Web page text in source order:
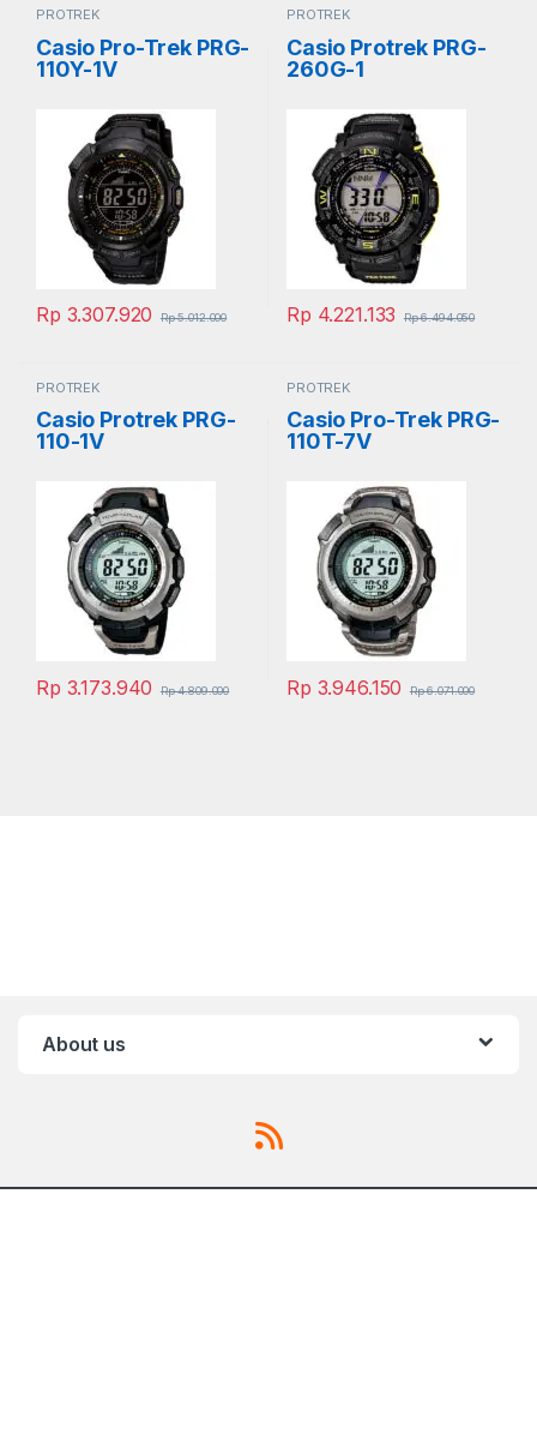
PROTREK
Casio Pro-Trek PRG-
110Y-1V
Rp 3.307.920 Rp5.012.000
PROTREK
Casio Protrek PRG-
260G-1
Rp 4.221.133 Rp6.494.050
PROTREK
Casio Protrek PRG-
110-1V
Rp 3.173.940 Rp4.809.000
PROTREK
Casio Pro-Trek PRG-
110T-7V
Rp 3.946.150 Rp6.071.000
About us